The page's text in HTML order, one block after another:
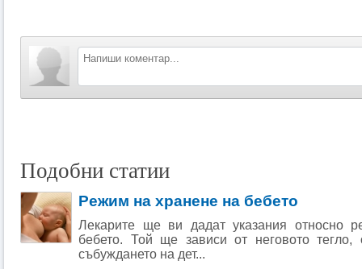
Подобни статии
Режим на хранене на бебето
Лекарите ще ви дадат указания относно
бебето. Той ще зависи от неговото тегло,
събуждането на дет...